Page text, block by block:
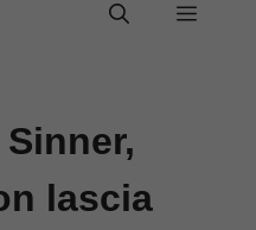
Menu
lascia